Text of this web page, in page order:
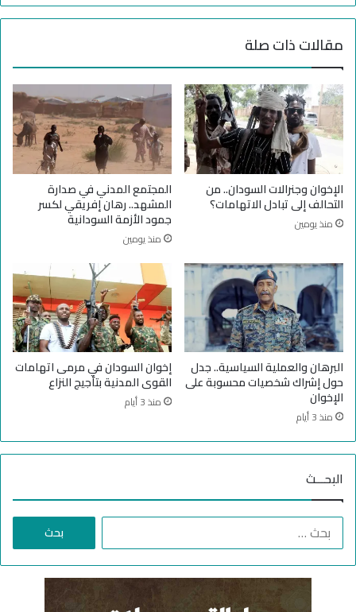
ا
د
ي
د
ق
ا
ا
ق
و
ا
خ
ط
ر
ي
ا
ل
س
د
ن
ط
ا
ل
ل
س
و
د
ن
ف
ي
ك
م
ا
ن
مقالات ذات صلة
الإخوان وجنرالات السودان.. من
التحالف إلى تبادل الاتهامات؟
منذ يومين
المجتمع المدني في صدارة
المشهد.. رهان إفريقي لكسر
جمود الأزمة السودانية
منذ يومين
البرهان والعملية السياسية.. جدل
حول إشراك شخصيات محسوبة على
الإخوان
منذ 3 أيام
إخوان السودان في مرمى اتهامات
القوى المدنية بتأجيج النزاع
منذ 3 أيام
البحـــث
ا
ح